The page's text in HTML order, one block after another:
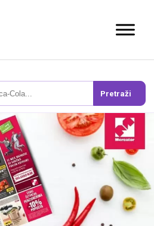
Pretraži